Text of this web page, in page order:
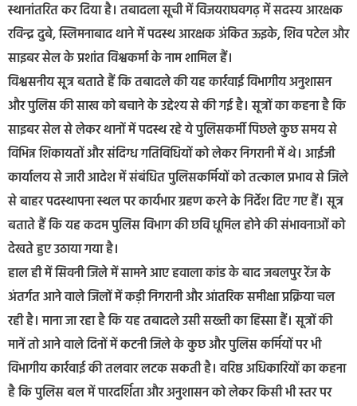
स्थानांतरित कर दिया है। तबादला सूची में विजयराघवगढ़ में सदस्य आरक्षक
रविन्द्र दुबे, स्लिमनाबाद थाने में पदस्थ आरक्षक अंकित ऊइके, शिव पटेल और
साइबर सेल के प्रशांत विश्वकर्मा के नाम शामिल हैं।
विश्वसनीय सूत्र बताते हैं कि तबादले की यह कार्रवाई विभागीय अनुशासन
और पुलिस की साख को बचाने के उद्देश्य से की गई है। सूत्रों का कहना है कि
साइबर सेल से लेकर थानों में पदस्थ रहे ये पुलिसकर्मी पिछले कुछ समय से
विभिन्न शिकायतों और संदिग्ध गतिविधियों को लेकर निगरानी में थे। आईजी
कार्यालय से जारी आदेश में संबंधित पुलिसकर्मियों को तत्काल प्रभाव से जिले
से बाहर पदस्थापना स्थल पर कार्यभार ग्रहण करने के निर्देश दिए गए हैं। सूत्र
बताते हैं कि यह कदम पुलिस विभाग की छवि धूमिल होने की संभावनाओं को
देखते हुए उठाया गया है।
हाल ही में सिवनी जिले में सामने आए हवाला कांड के बाद जबलपुर रेंज के
अंतर्गत आने वाले जिलों में कड़ी निगरानी और आंतरिक समीक्षा प्रक्रिया चल
रही है। माना जा रहा है कि यह तबादले उसी सख्ती का हिस्सा हैं। सूत्रों की
मानें तो आने वाले दिनों में कटनी जिले के कुछ और पुलिस कर्मियों पर भी
विभागीय कार्रवाई की तलवार लटक सकती है। वरिष्ठ अधिकारियों का कहना
है कि पुलिस बल में पारदर्शिता और अनुशासन को लेकर किसी भी स्तर पर